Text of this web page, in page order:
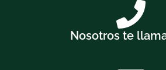
Nosotros te